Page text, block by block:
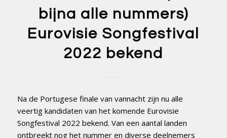
bijna alle nummers)
Eurovisie Songfestival
2022 bekend
Na de Portugese finale van vannacht zijn nu alle
veertig kandidaten van het komende Eurovisie
Songfestival 2022 bekend. Van een aantal landen
ontbreekt nog het nummer en diverse deelnemers